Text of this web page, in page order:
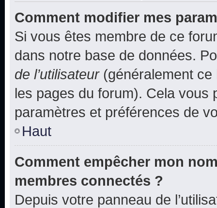
Comment modifier mes
Si vous êtes membre de ce
dans notre base de données.
de l’utilisateur(généralement ce
les pages du forum). Cela vous
paramètres et préférences de
Haut
Comment empêcher mon
membres connectés ?
Depuis votre panneau de